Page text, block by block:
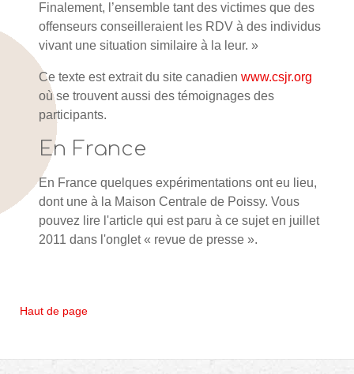
Finalement, l’ensemble tant des victimes que des
offenseurs conseilleraient les RDV à des individus
vivant une situation similaire à la leur. »
Ce texte est extrait du site canadien www.csjr.org
où se trouvent aussi des témoignages des
participants.
En France
En France quelques expérimentations ont eu lieu,
dont une à la Maison Centrale de Poissy. Vous
pouvez lire l'article qui est paru à ce sujet en juillet
2011 dans l'onglet « revue de presse ».
Haut de page